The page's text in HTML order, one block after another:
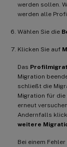
werden sollen.
werden alle
Wählen Sie die
Klicken Sie auf
Das
Migration
schließt die
Migration für
erneut
Andernfalls
weitere
Bei einem